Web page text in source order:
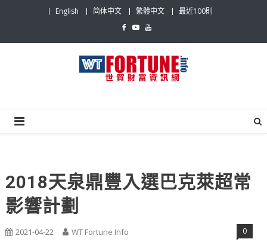
English 简体中文 繁體中文 最近100則
2018天泉鼎豐入選巴克萊超常
影響計劃
2021-04-22 WT Fortune Info 0